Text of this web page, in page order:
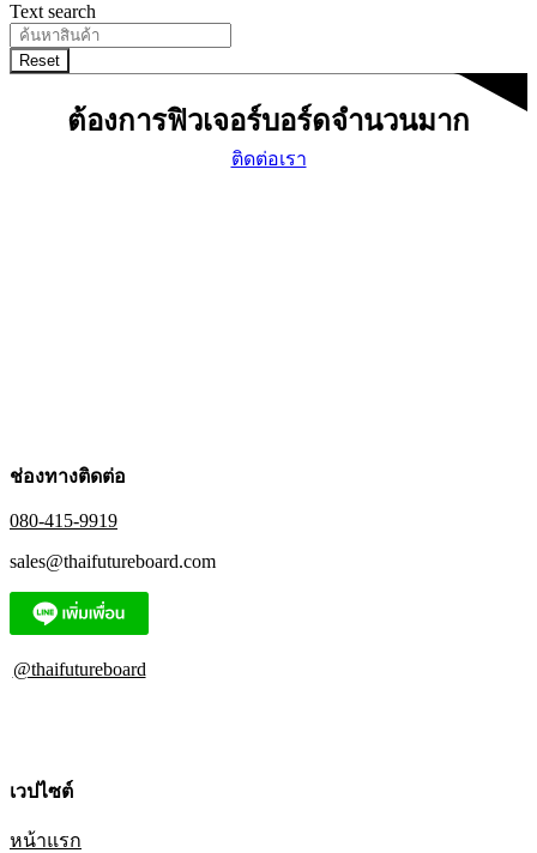
Text search
Reset
ต้องการฟิวเจอร์บอร์ดจำนวนมาก
ติดต่อเรา
ช่องทางติดต่อ
080-415-9919
sales@thaifutureboard.com
@thaifutureboard
เวปไซต์
หน้าแรก